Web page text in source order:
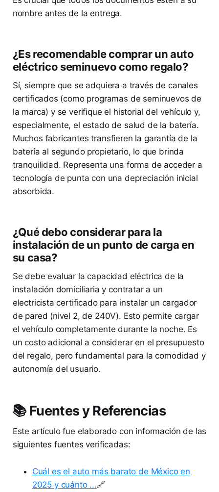
nombre antes de la entrega.
¿Es recomendable comprar un auto
eléctrico seminuevo como regalo?
Sí, siempre que se adquiera a través de canales
certificados (como programas de seminuevos de
la marca) y se verifique el historial del vehículo y,
especialmente, el estado de salud de la batería.
Muchos fabricantes transfieren la garantía de la
batería al segundo propietario, lo que brinda
tranquilidad. Representa una forma de acceder a
tecnología de punta con una depreciación inicial
absorbida.
¿Qué debo considerar para la
instalación de un punto de carga en
su casa?
Se debe evaluar la capacidad eléctrica de la
instalación domiciliaria y contratar a un
electricista certificado para instalar un cargador
de pared (nivel 2, de 240V). Esto permite cargar
el vehículo completamente durante la noche. Es
un costo adicional a considerar en el presupuesto
del regalo, pero fundamental para la comodidad y
autonomía del usuario.
📚 Fuentes y Referencias
Este artículo fue elaborado con información de las
siguientes fuentes verificadas:
Cuál es el auto más barato de México en
2025 y cuánto ...🔗